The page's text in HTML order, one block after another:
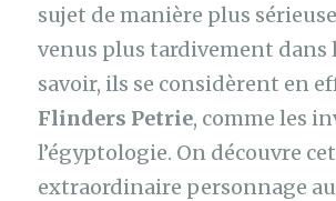
sujet de manière plus
venus plus tardivement dans
savoir, ils se considèrent en
Flinders Petrie, comme les
l’égyptologie. On découvre cet
extraordinaire personnage au